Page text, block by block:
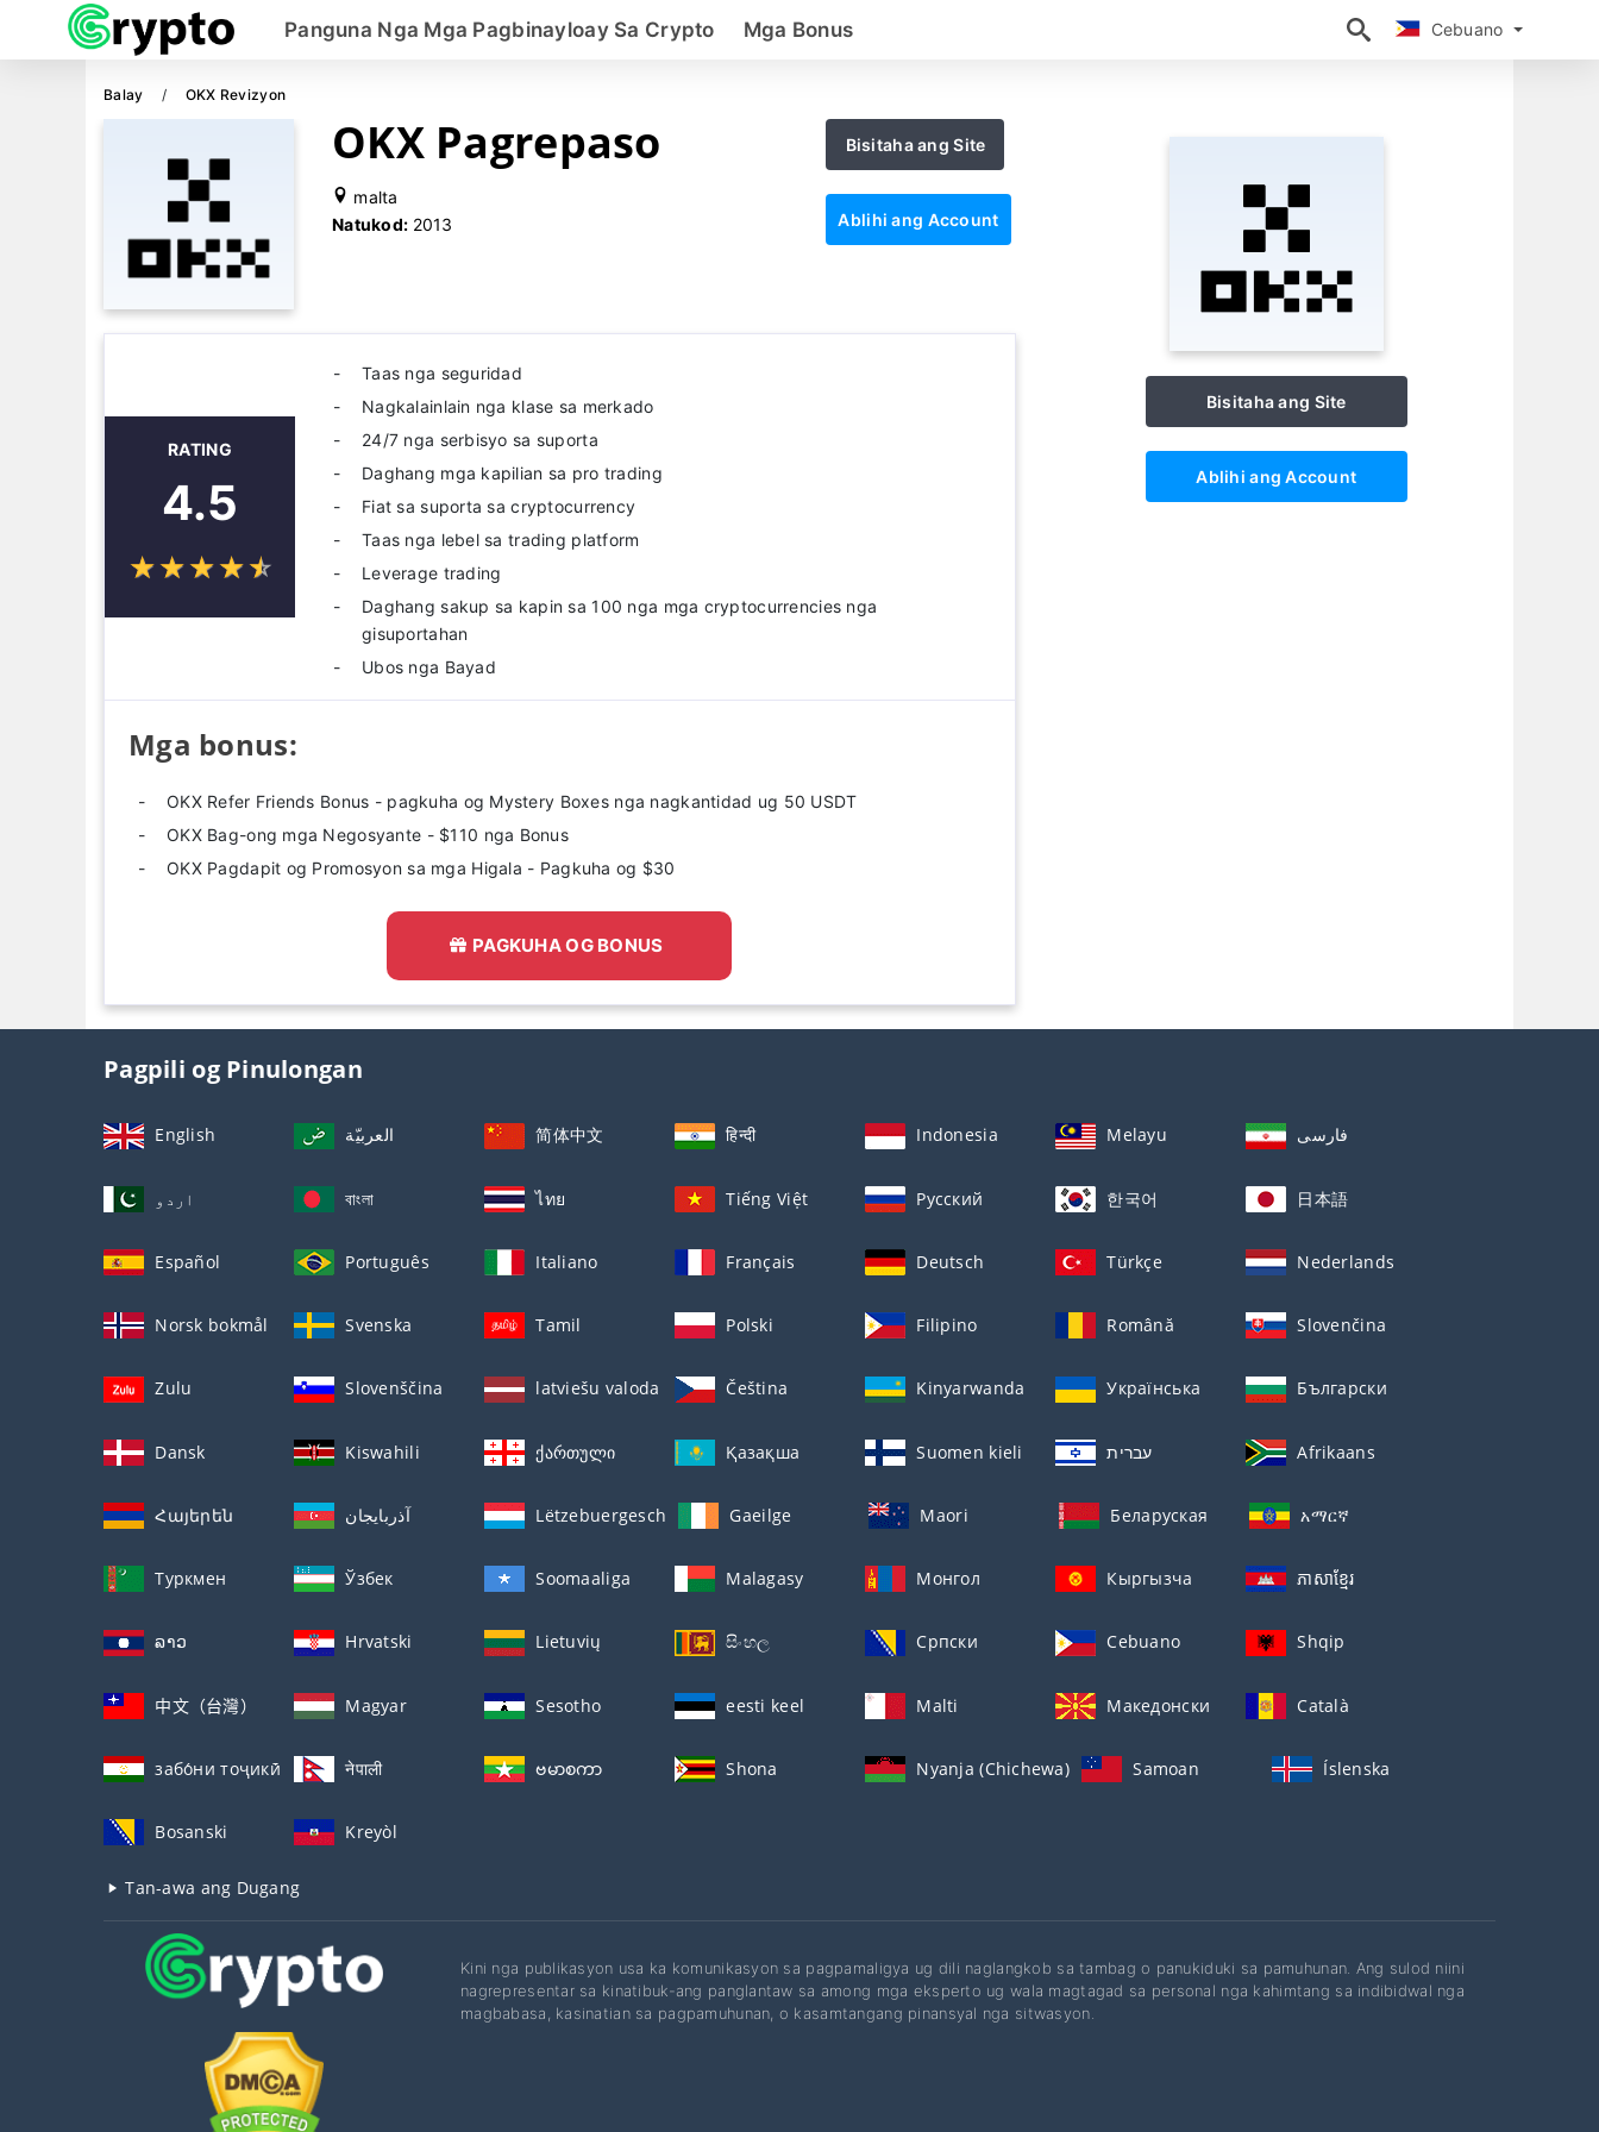
Cebuano
Panguna Nga Mga Pagbinayloay Sa Crypto Mga Bonus Cebuano
Balay OKX Revizyon
OKX Pagrepaso
malta
Natukod: 2013
Bisitaha ang Site
Ablihi ang Account
RATING
4.5
☆☆☆☆☆
★★★★★
Taas nga seguridad
Nagkalainlain nga klase sa merkado
24/7 nga serbisyo sa suporta
Daghang mga kapilian sa pro trading
Fiat sa suporta sa cryptocurrency
Taas nga lebel sa trading platform
Leverage trading
Daghang sakup sa kapin sa 100 nga mga cryptocurrencies nga
gisuportahan
Ubos nga Bayad
Mga bonus:
OKX Refer Friends Bonus - pagkuha og Mystery Boxes nga nagkantidad ug 50 USDT
OKX Bag-ong mga Negosyante - $110 nga Bonus
OKX Pagdapit og Promosyon sa mga Higala - Pagkuha og $30
PAGKUHA OG BONUS
Bisitaha ang Site
Ablihi ang Account
Pagpili og Pinulongan
English العربيّة 简体中文 हिन्दी Indonesia Melayu فارسی
اردو বাংলা ไทย Tiếng Việt Русский 한국어 日本語
Español Português Italiano Français Deutsch Türkçe Nederlands
Norsk bokmål Svenska Tamil Polski Filipino Română Slovenčina
Zulu Slovenščina latviešu valoda Čeština Kinyarwanda Українська Български
Dansk Kiswahili ქართული Қазақша Suomen kieli עברית Afrikaans
Հայերեն آذربايجان Lëtzebuergesch Gaeilge Maori Беларуская አማርኛ
Туркмен Ўзбек Soomaaliga Malagasy Монгол Кыргызча ភាសាខ្មែរ
ລາວ Hrvatski Lietuvių සිංහල Српски Cebuano Shqip
中文（台灣） Magyar Sesotho eesti keel Malti Македонски Català
забо́ни тоҷикӣ́ नेपाली ဗမာစကာ Shona Nyanja (Chichewa) Samoan Íslenska
Bosanski Kreyòl
Tan-awa ang Dugang
Kini nga publikasyon usa ka komunikasyon sa pagpamaligya ug dili naglangkob sa tambag o panukiduki sa pamuhunan. Ang sulod niini
nagrepresentar sa kinatibuk-ang panglantaw sa among mga eksperto ug wala magtagad sa personal nga kahimtang sa indibidwal nga
magbabasa, kasinatian sa pagpamuhunan, o kasamtangang pinansyal nga sitwasyon.